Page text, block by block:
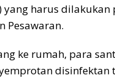
yang harus
Pesawaran.
ke rumah, para
disinfektan